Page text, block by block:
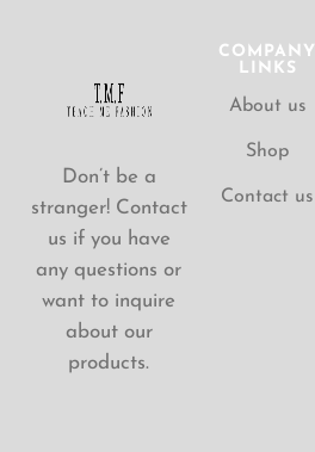
Don’t be a
stranger! Contact
us if you have
any questions or
want to inquire
about our
products.
COMPANY
LINKS
About us
Shop
Contact us